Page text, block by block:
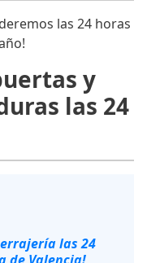
las 24 horas
y
las 24
las 24